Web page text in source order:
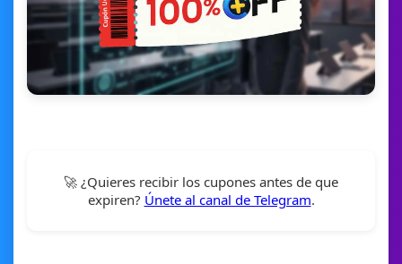
🚀 ¿Quieres recibir los cupones antes de que
expiren? Únete al canal de Telegram.